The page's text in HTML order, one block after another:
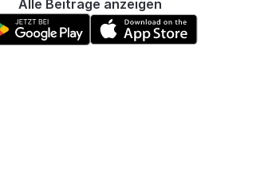
Alle Beiträge anzeigen